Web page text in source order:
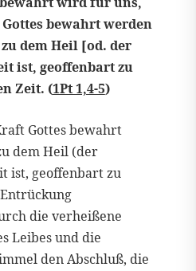
bewahrt werden
dem Heil [od. der
ist, geoffenbart zu
Zeit. (1Pt 1,4-5)
Gottes bewahrt
dem Heil (der
ist, geoffenbart zu
die verheißene
Leibes und die
den Abschluß, die